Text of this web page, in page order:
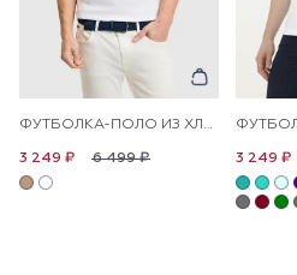
ФУТБОЛКА-ПОЛО ИЗ ХЛОПКА С КОНТРАСТНОЙ ОКАНТОВКОЙ
6 499 ₽
3 249 ₽ 3 249 ₽